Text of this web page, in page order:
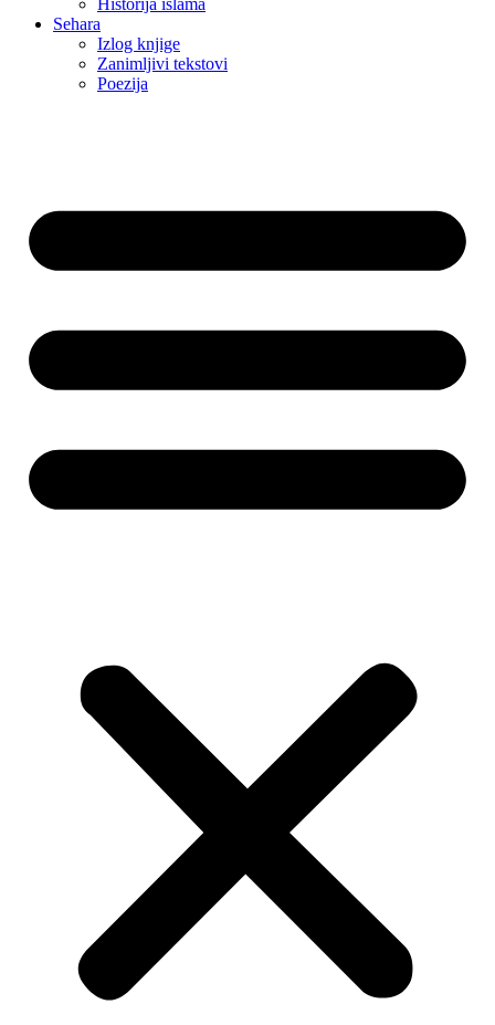
Historija islama
Sehara
Izlog knjige
Zanimljivi tekstovi
Poezija